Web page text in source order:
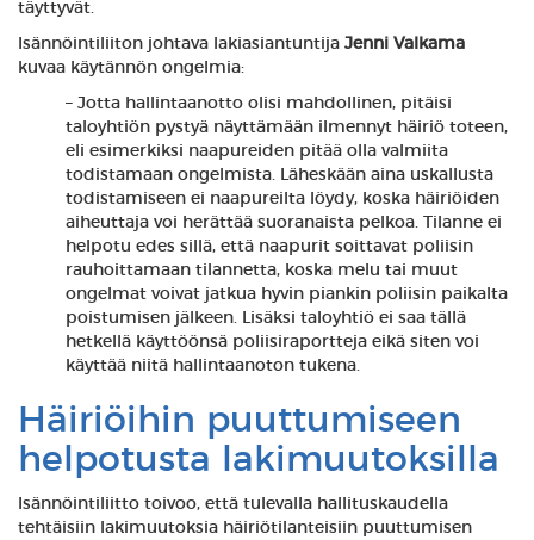
täyttyvät.
Isännöintiliiton johtava lakiasiantuntija Jenni Valkama
kuvaa käytännön ongelmia:
– Jotta hallintaanotto olisi mahdollinen, pitäisi
taloyhtiön pystyä näyttämään ilmennyt häiriö toteen,
eli esimerkiksi naapureiden pitää olla valmiita
todistamaan ongelmista. Läheskään aina uskallusta
todistamiseen ei naapureilta löydy, koska häiriöiden
aiheuttaja voi herättää suoranaista pelkoa. Tilanne ei
helpotu edes sillä, että naapurit soittavat poliisin
rauhoittamaan tilannetta, koska melu tai muut
ongelmat voivat jatkua hyvin piankin poliisin paikalta
poistumisen jälkeen. Lisäksi taloyhtiö ei saa tällä
hetkellä käyttöönsä poliisiraportteja eikä siten voi
käyttää niitä hallintaanoton tukena.
Häiriöihin puuttumiseen
helpotusta lakimuutoksilla
Isännöintiliitto toivoo, että tulevalla hallituskaudella
tehtäisiin lakimuutoksia häiriötilanteisiin puuttumisen